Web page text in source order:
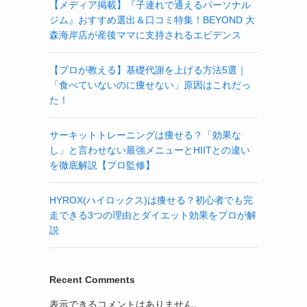
【メディア掲載】『子連れで通えるパーソナル
ジム』おすすめ選出＆口コミ特集！BEYOND 大
森海岸店が産後ママに支持されるエビデンス
【プロが教える】基礎代謝を上げる方法5選｜
「食べていないのに痩せない」原因はこれだっ
た！
サーキットトレーニングは痩せる？「効果な
し」と言わせない最強メニューとHIITとの違い
を徹底解説【プロ監修】
HYROX(ハイロックス)は痩せる？初心者でも完
走できる3つの理由とダイエット効果をプロが解
説
Recent Comments
表示できるコメントはありません。